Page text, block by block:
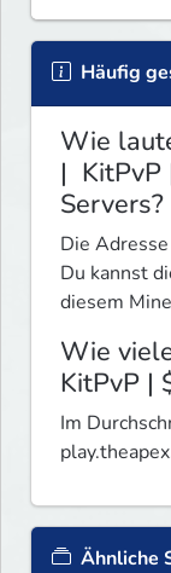
Häufig
Wie
| KitPvP
Servers?
Die
Du kannst
diesem
Wie
KitPvP |
Im
Ähnliche